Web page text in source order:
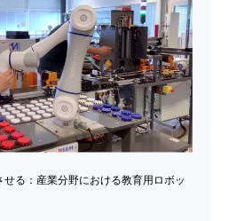
る：産業分野における教育用ロボッ